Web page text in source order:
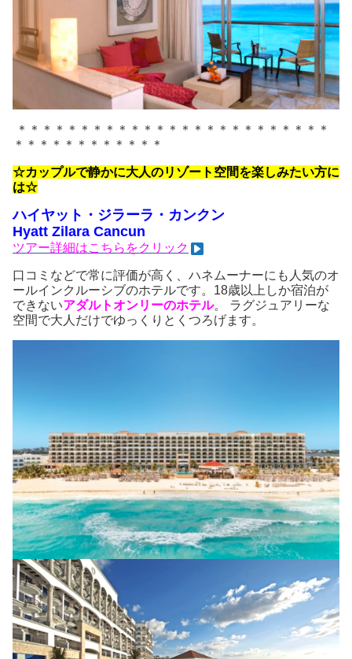
＊＊＊＊＊＊＊＊＊＊＊＊＊＊＊＊＊＊＊＊＊＊＊＊＊
＊＊＊＊＊＊＊＊＊＊＊＊
☆カップルで静かに大人のリゾート空間を楽しみたい方に
は☆
ハイヤット・ジラーラ・カンクン
Hyatt Zilara Cancun
ツアー詳細はこちらをクリック
口コミなどで常に評価が高く、ハネムーナーにも人気のオ
ールインクルーシブのホテルです。18歳以上しか宿泊が
できないアダルトオンリーのホテル。 ラグジュアリーな
空間で大人だけでゆっくりとくつろげます。